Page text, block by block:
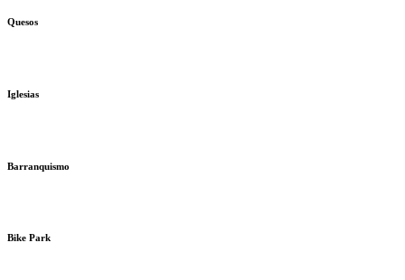
Quesos
Iglesias
Barranquismo
Bike Park